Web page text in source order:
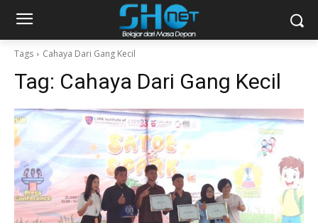
Tags Cahaya Dari Gang Kecil
Tag: Cahaya Dari Gang Kecil